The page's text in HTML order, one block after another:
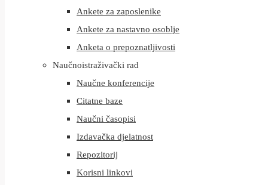
Ankete za zaposlenike
Ankete za nastavno osoblje
Anketa o prepoznatljivosti
Naučnoistraživački rad
Naučne konferencije
Citatne baze
Naučni časopisi
Izdavačka djelatnost
Repozitorij
Korisni linkovi